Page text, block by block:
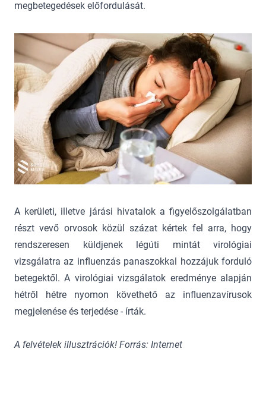
megbetegedések előfordulását.
A kerületi, illetve járási hivatalok a figyelőszolgálatban
részt vevő orvosok közül százat kértek fel arra, hogy
rendszeresen küldjenek légúti mintát virológiai
vizsgálatra az influenzás panaszokkal hozzájuk forduló
betegektől. A virológiai vizsgálatok eredménye alapján
hétről hétre nyomon követhető az influenzavírusok
megjelenése és terjedése - írták.
A felvételek illusztrációk! Forrás: Internet